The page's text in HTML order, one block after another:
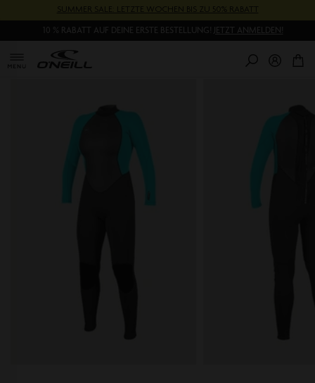
SUMMER SALE: LETZTE WOCHEN BIS ZU 50% RABATT
10 % RABATT AUF DEINE ERSTE BESTELLUNG! JETZT ANMELDEN!